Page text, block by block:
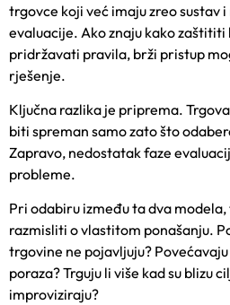
trgovce koji već imaju zreo sustav
evaluacije. Ako znaju kako zaštititi
pridržavati pravila, brži pristup
rješenje.
Ključna razlika je priprema.
biti spreman samo zato što
Zapravo, nedostatak faze
probleme.
Pri odabiru između ta dva
razmisliti o vlastitom ponašanju.
trgovine ne pojavljuju?
poraza? Trguju li više kad su blizu
improviziraju?